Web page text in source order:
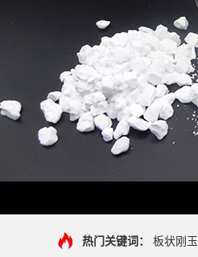
热门关键词： 板状刚玉